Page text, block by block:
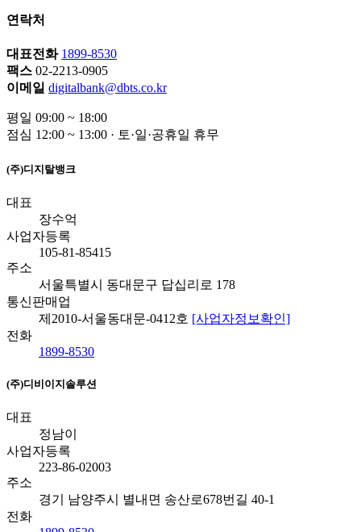
연락처
대표전화 1899-8530
팩스 02-2213-0905
이메일 digitalbank@dbts.co.kr
평일 09:00 ~ 18:00
점심 12:00 ~ 13:00 · 토·일·공휴일 휴무
(주)디지탈뱅크
대표
장수억
사업자등록
105-81-85415
주소
서울특별시 동대문구 답십리로 178
통신판매업
제2010-서울동대문-0412호 [사업자정보확인]
전화
1899-8530
(주)디비이지솔루션
대표
정남이
사업자등록
223-86-02003
주소
경기 남양주시 별내면 송산로678번길 40-1
전화